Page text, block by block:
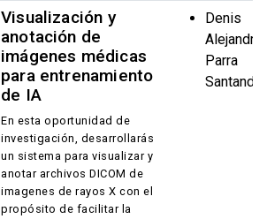
Visualización y
anotación de
imágenes médicas
para entrenamiento
de IA
En esta oportunidad de
investigación, desarrollarás
un sistema para visualizar y
anotar archivos DICOM de
imagenes de rayos X con el
propósito de facilitar la
Denis
Alejandro
Parra
Santander